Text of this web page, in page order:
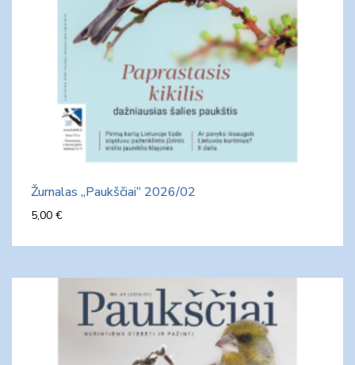
Žurnalas „Paukščiai” 2026/02
5,00 €